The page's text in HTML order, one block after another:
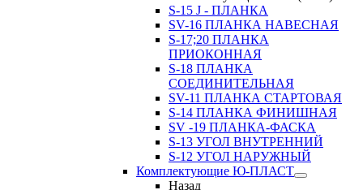
S-15 J - ПЛАНКА
SV-16 ПЛАНКА НАВЕСНАЯ
S-17;20 ПЛАНКА
ПРИОКОННАЯ
S-18 ПЛАНКА
СОЕДИНИТЕЛЬНАЯ
SV-11 ПЛАНКА СТАРТОВАЯ
S-14 ПЛАНКА ФИНИШНАЯ
SV -19 ПЛАНКА-ФАСКА
S-13 УГОЛ ВНУТРЕННИЙ
S-12 УГОЛ НАРУЖНЫЙ
Комплектующие Ю-ПЛАСТ
Назад